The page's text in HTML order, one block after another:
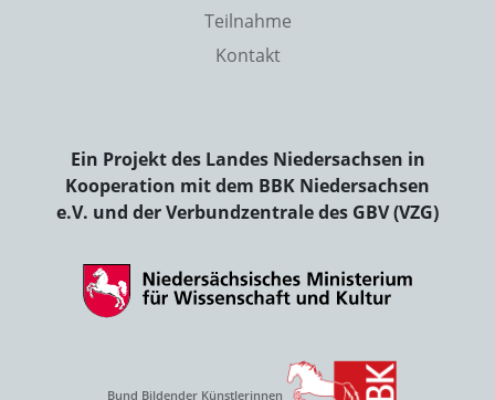
Teilnahme
Kontakt
Ein Projekt des Landes Niedersachsen in
Kooperation mit dem BBK Niedersachsen
e.V. und der Verbundzentrale des GBV (VZG)
Bund Bildender Künstlerinnen